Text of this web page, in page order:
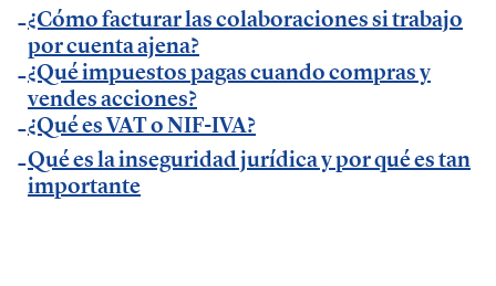
negocios | startups | contabilidad| fiscalidad |
empresas| asesorías| autonomos | emprendedores
| pequeños negocios | economía | ADE | pymes |
desarrollo de negocio
¿Cómo facturar las colaboraciones si trabajo
por cuenta ajena?
¿Qué impuestos pagas cuando compras y
vendes acciones?
¿Qué es VAT o NIF-IVA?
Qué es la inseguridad jurídica y por qué es tan
importante